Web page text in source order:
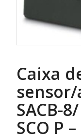
Caixa
SACB-
SCO P